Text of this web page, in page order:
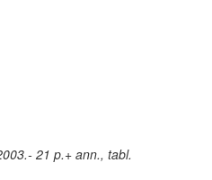
21 p.+ ann., tabl.